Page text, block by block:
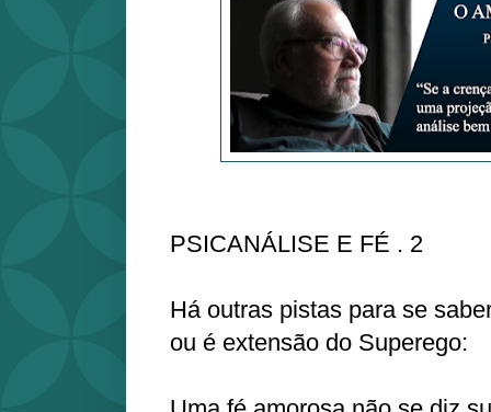
PSICANÁLISE E FÉ . 2
Há outras pistas para se
ou é extensão do Superego: